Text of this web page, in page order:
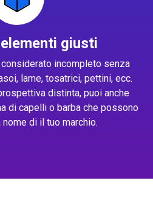
giusti
incompleto senza
lame, tosatrici, pettini, ecc.
distinta, puoi anche
di capelli o barba che possono
nome di il tuo marchio.